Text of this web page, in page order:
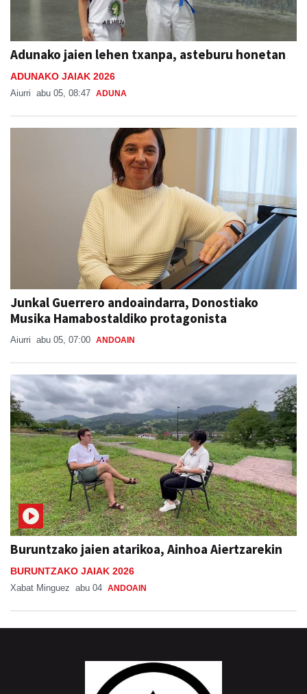
Adunako jaien lehen txanpa, asteburu honetan
ADUNAKO JAIAK 2026
Aiurri abu 05, 08:47 ADUNA
Junkal Guerrero andoaindarra, Donostiako
Musika Hamabostaldiko protagonista
Aiurri abu 05, 07:00 ANDOAIN
Buruntzako jaien atarikoa, Ainhoa Aiertzarekin
BURUNTZAKO JAIAK 2026
Xabat Minguez abu 04 ANDOAIN